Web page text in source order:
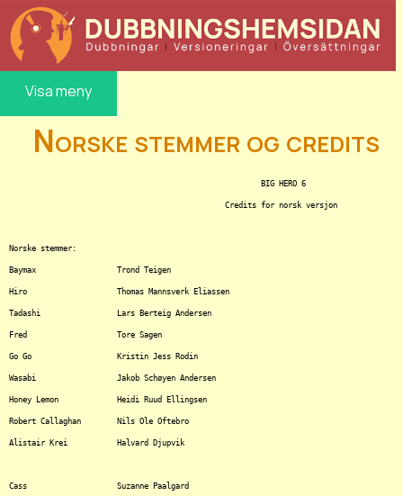
Visa meny
Norske stemmer og credits
Norske stemmer:
Baymax			Trond Teigen
Hiro			Thomas Mannsverk Eliassen
Tadashi			Lars Berteig Andersen
Fred			Tore Sagen
Go Go			Kristin Jess Rodin
Wasabi			Jakob Schøyen Andersen
Honey Lemon		Heidi Ruud Ellingsen
Robert Callaghan	Nils Ole Oftebro
Alistair Krei		Halvard Djupvik
Cass			Suzanne Paalgard